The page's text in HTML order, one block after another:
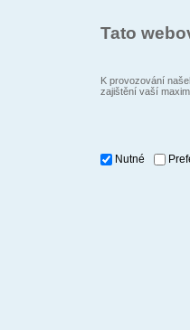
Tato
K provozování
zajištění vaší
Nutné